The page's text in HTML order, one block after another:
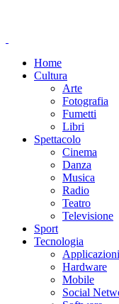
Home
Cultura
Arte
Fotografia
Fumetti
Libri
Spettacolo
Cinema
Danza
Musica
Radio
Teatro
Televisione
Sport
Tecnologia
Applicazioni
Hardware
Mobile
Social